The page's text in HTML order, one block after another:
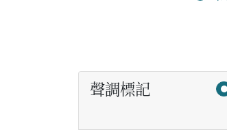
聲調標記